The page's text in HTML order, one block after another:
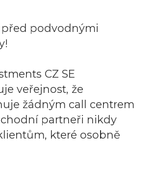
před podvodnými
CZ SE
veřejnost, že
žádným call centrem
partneři nikdy
které osobně